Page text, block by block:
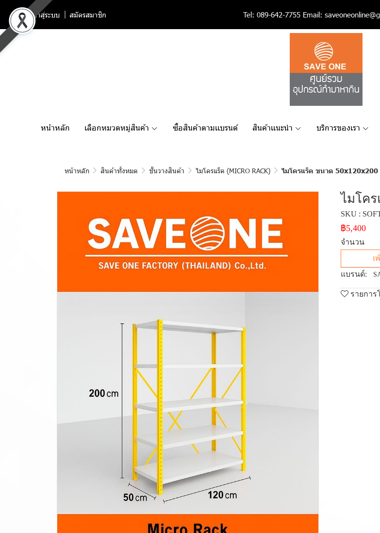
เข้าสู่ระบบ สมัครสมาชิก Tel: 089-642-7755 Email:
หน้าหลัก เลือกหมวดหมู่สินค้า ซื้อสินค้าตามเเบรนด์ สินค้าเเนะนำ บริการของเรา
หน้าหลัก สินค้าทั้งหมด ชั้นวางสินค้า ไมโครแร็ค (MICRO RACK) ไมโครแร็ค ขนาด
ไมโค
SKU :
฿5,400
จำนวน
เ
แบรนด์:
รายการ